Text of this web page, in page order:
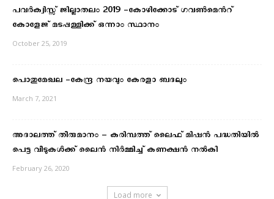
പവർക്വിസ്സ് ജില്ലാതലം 2019 -കോഴിക്കോട് ഗവൺമെൻറ്
കോളേജ് മടപ്പള്ളിക്ക് ഒന്നാം സ്ഥാനം
October 25, 2019
പൊതുമേഖല -കേന്ദ്ര നയവും കേരളാ ബദലും
March 7, 2021
അദാലത്ത് തീരുമാനം – കരിമ്പത്ത് ലൈഫ് മിഷൻ പദ്ധതിയിൽ
പെട്ട വീടുകൾക്ക് ലൈൻ നിർമ്മിച്ച് കണക്ഷൻ നൽകി
February 26, 2020
Load more